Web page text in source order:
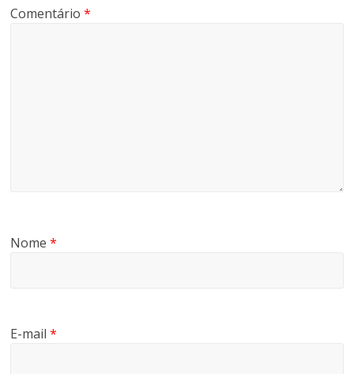
Comentário*
Nome*
E-mail*